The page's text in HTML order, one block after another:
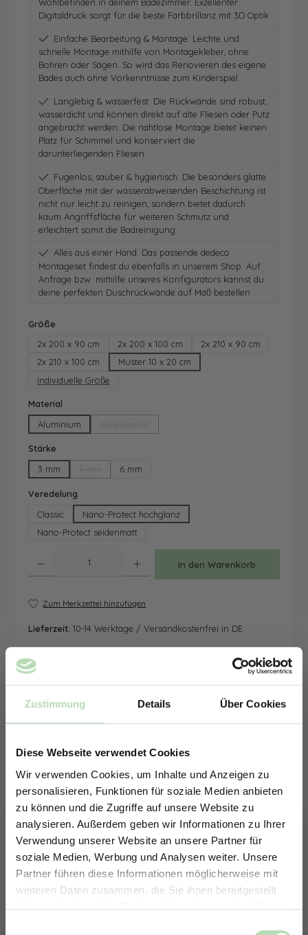
Zustimmung Details Über Cookies
Diese Webseite verwendet Cookies
Wir verwenden Cookies, um Inhalte und Anzeigen zu
personalisieren, Funktionen für soziale Medien anbieten
zu können und die Zugriffe auf unsere Website zu
analysieren. Außerdem geben wir Informationen zu Ihrer
Verwendung unserer Website an unsere Partner für
soziale Medien, Werbung und Analysen weiter. Unsere
Partner führen diese Informationen möglicherweise mit
weiteren Daten zusammen, die Sie ihnen bereitgestellt
haben oder die sie im Rahmen Ihrer Nutzung der Dienste
Digitaldruck sorgt für die beste Farbbrillanz mit 3D Optik
Einfache Bearbeitung & Montage: Leichte und
schnelle Montage mithilfe von Montagekleber, ohne
Bohren oder Sägen. So wird das Renovieren des eigene
Bades auch ohne Vorkenntnisse zum Kinderspiel.
Langlebig & wasserfest: Die Rückwände sind robust,
wasserdicht und können direkt auf alte Fliesen oder Putz
angebracht werden. Die nahtlose Montage bietet keinen
Platz für Schimmel und konserviert die
darunterliegenden Fliesen
Fugenlos, sauber & hygienisch: Die besonders glatte
Oberfläche mit der wasserabweisenden Beschichtung ist
nicht nur leicht zu reinigen, sondern bietet dadurch
kaum Angriffsfläche für weiteren Schmutz und
erleichtert somit die Badreinigung
Alles aus einer Hand: Das passende dedeco
Montageset findest du ebenfalls in unserem Shop. Auf
Anfrage bzw. mithilfe unseres Konfigurators kannst du
deine perfekten Duschrückwände auf Maß bestellen
Größe
2x 200 x 90 cm
2x 200 x 100 cm
2x 210 x 90 cm
2x 210 x 100 cm
Muster 10 x 20 cm
Individuelle Größe
Material
Aluminium
Stärke
3 mm
(Diese Option ist zurzeit nicht verfügbar.)
6 mm
Veredelung
Classic
Nano-Protect hochglanz
Nano-Protect seidenmatt
In den Warenkorb
Zum Merkzettel hinzufügen
Lieferzeit: 10-14 Werktage / Versandkostenfrei in DE
ERHALTE 5% RABATT AUF
DEINE RÜCKWÄNDE